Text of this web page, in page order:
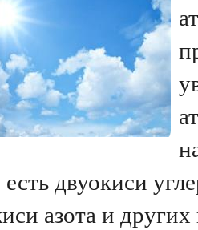
есть двуокиси
азота и